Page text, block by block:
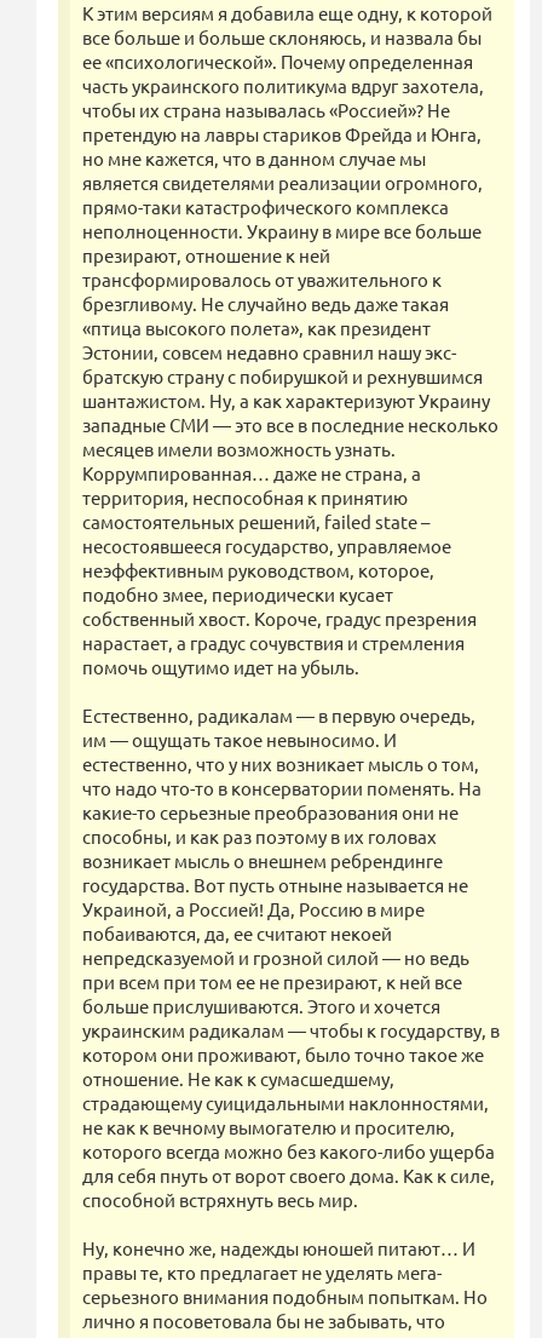
К этим версиям я добавила еще одну, к которой
все больше и больше склоняюсь, и назвала бы
ее «психологической». Почему определенная
часть украинского политикума вдруг захотела,
чтобы их страна называлась «Россией»? Не
претендую на лавры стариков Фрейда и Юнга,
но мне кажется, что в данном случае мы
является свидетелями реализации огромного,
прямо-таки катастрофического комплекса
неполноценности. Украину в мире все больше
презирают, отношение к ней
трансформировалось от уважительного к
брезгливому. Не случайно ведь даже такая
«птица высокого полета», как президент
Эстонии, совсем недавно сравнил нашу экс-
братскую страну с побирушкой и рехнувшимся
шантажистом. Ну, а как характеризуют Украину
западные СМИ — это все в последние несколько
месяцев имели возможность узнать.
Коррумпированная… даже не страна, а
территория, неспособная к принятию
самостоятельных решений, failed state –
несостоявшееся государство, управляемое
неэффективным руководством, которое,
подобно змее, периодически кусает
собственный хвост. Короче, градус презрения
нарастает, а градус сочувствия и стремления
помочь ощутимо идет на убыль.
Естественно, радикалам — в первую очередь,
им — ощущать такое невыносимо. И
естественно, что у них возникает мысль о том,
что надо что-то в консерватории поменять. На
какие-то серьезные преобразования они не
способны, и как раз поэтому в их головах
возникает мысль о внешнем ребрендинге
государства. Вот пусть отныне называется не
Украиной, а Россией! Да, Россию в мире
побаиваются, да, ее считают некоей
непредсказуемой и грозной силой — но ведь
при всем при том ее не презирают, к ней все
больше прислушиваются. Этого и хочется
украинским радикалам — чтобы к государству, в
котором они проживают, было точно такое же
отношение. Не как к сумасшедшему,
страдающему суицидальными наклонностями,
не как к вечному вымогателю и просителю,
которого всегда можно без какого-либо ущерба
для себя пнуть от ворот своего дома. Как к силе,
способной встряхнуть весь мир.
Ну, конечно же, надежды юношей питают… И
правы те, кто предлагает не уделять мега-
серьезного внимания подобным попыткам. Но
лично я посоветовала бы не забывать, что